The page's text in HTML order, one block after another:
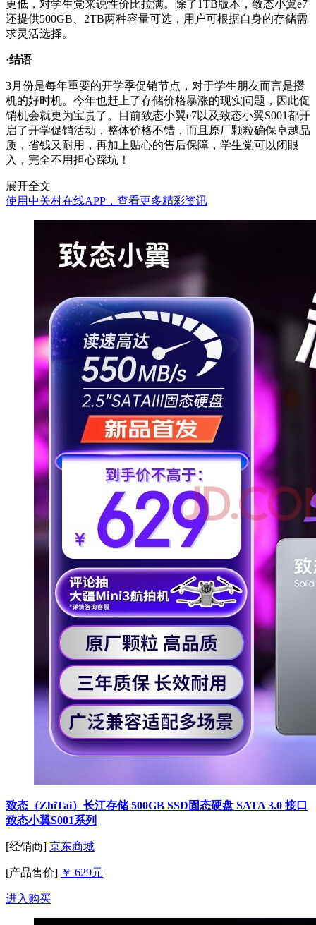
更低，对学生党来说性价比拉满。除了1TB版本，致态小翼e7
还提供500GB、2TB两种容量可选，用户可根据自身的存储需
求灵活选择。
·结语
3月份是每年重要的开学季促销节点，对于学生朋友而言是攒
机的好时机。今年也赶上了存储价格暴涨的现实问题，因此促
销机会就更为宝贵了。目前致态小翼e7以及致态小翼S001都开
启了开学促销活动，整体价格不错，而且原厂颗粒确保卓越品
质，省钱又耐用，再加上贴心的售后保障，学生党可以闭眼
入，完全不用担心踩坑！
展开全文
使用中关村在线APP，查看更多精彩资讯
致态（ZhiTai）长江存储 500GB SSD固态硬盘 SATA 3.0 接口
致态小翼S001系列
[经销商] 京东商城
[产品售价] ￥ 629元
进入购买